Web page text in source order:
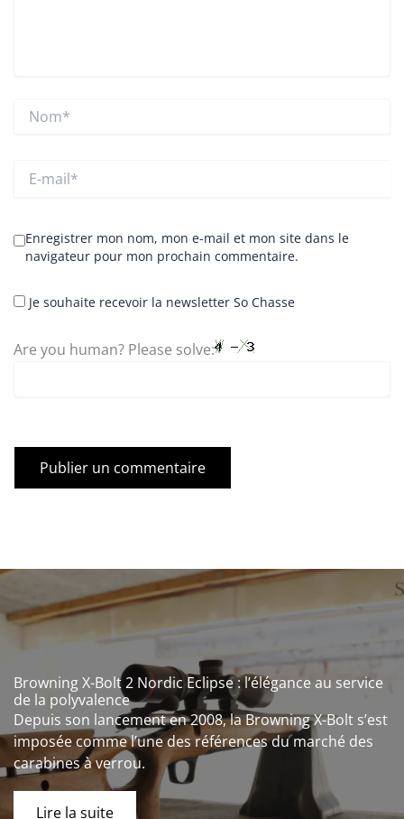
mail*
Enregistrer mon nom, mon e-mail et mon site dans le
navigateur pour mon prochain commentaire.
Je souhaite recevoir la newsletter So Chasse
Are you human? Please solve:
Browning X-Bolt 2 Nordic Eclipse : l’élégance au service
de la polyvalence
Depuis son lancement en 2008, la Browning X-Bolt s’est
imposée comme l’une des références du marché des
carabines à verrou.
Lire la suite